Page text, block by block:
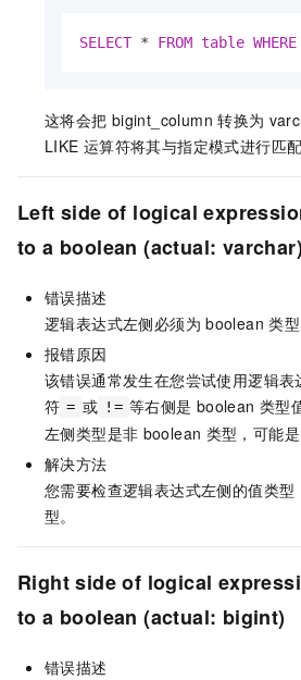
SELECT * FROM table WHERE
这将会把 bigint_column 转换为
LIKE 运算符将其与指定模式进行匹配
Left side of logical
to a boolean (actual:
错误描述
逻辑表达式左侧必须为 boolean 类
报错原因
该错误通常发生在您尝试使用逻辑表
符 = 或 != 等右侧是 boolean 类型
左侧类型是非 boolean 类型，可能是
解决方法
您需要检查逻辑表达式左侧的值类型
型。
Right side of logical
to a boolean (actual: bigint)
错误描述